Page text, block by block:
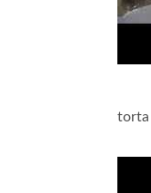
torta